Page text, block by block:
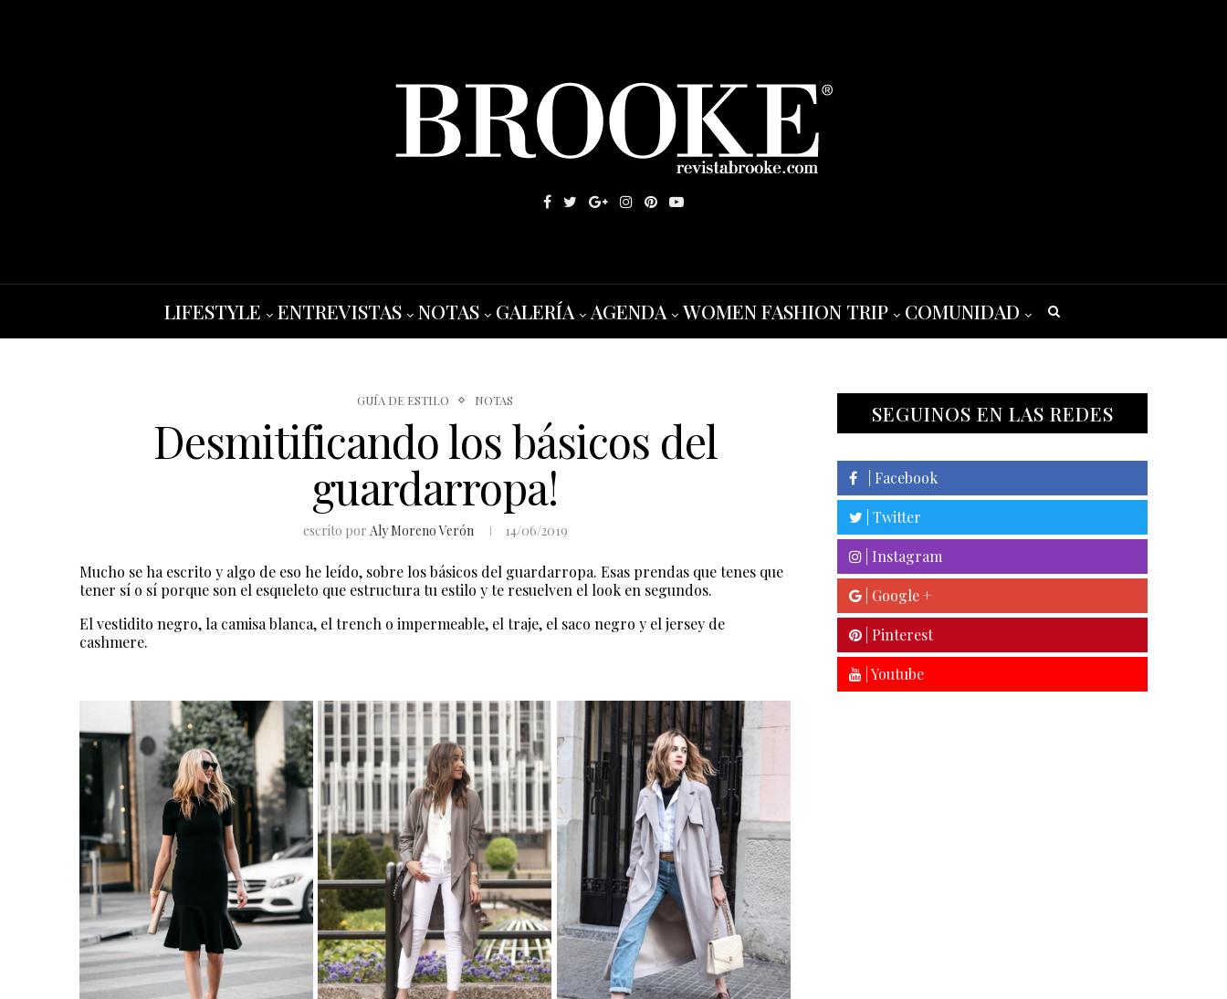
LIFESTYLE ENTREVISTAS NOTAS GALERÍA AGENDA WOMEN FASHION TRIP COMUNIDAD
GUÍA DE ESTILO NOTAS
Desmitificando los básicos del
guardarropa!
escrito por Aly Moreno Verón 14/06/2019
Mucho se ha escrito y algo de eso he leído, sobre los básicos del guardarropa. Esas prendas que tenes que
tener sí o sí porque son el esqueleto que estructura tu estilo y te resuelven el look en segundos.
El vestidito negro, la camisa blanca, el trench o impermeable, el traje, el saco negro y el jersey de
cashmere.
SEGUINOS EN LAS REDES
| Facebook
| Twitter
| Instagram
| Google +
| Pinterest
| Youtube